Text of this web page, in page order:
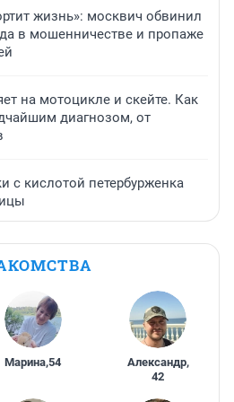
жизнь»: москвич обвинил
в мошенничестве и пропаже
на мотоцикле и скейте. Как
диагнозом, от
с кислотой петербурженка
Марина,54 Александр,
42